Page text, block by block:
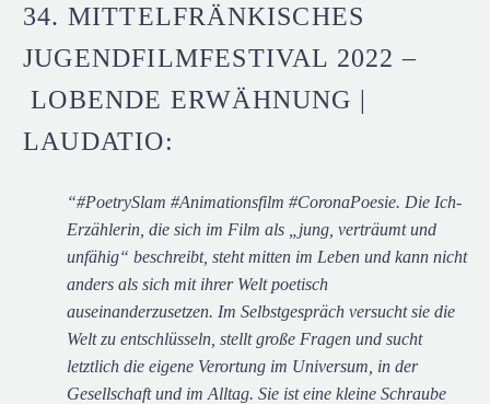
34. MITTELFRÄNKISCHES
JUGENDFILMFESTIVAL 2022 –
LOBENDE ERWÄHNUNG |
LAUDATIO:
“#PoetrySlam #Animationsfilm #CoronaPoesie. Die Ich-
Erzählerin, die sich im Film als „jung, verträumt und
unfähig“ beschreibt, steht mitten im Leben und kann nicht
anders als sich mit ihrer Welt poetisch
auseinanderzusetzen. Im Selbstgespräch versucht sie die
Welt zu entschlüsseln, stellt große Fragen und sucht
letztlich die eigene Verortung im Universum, in der
Gesellschaft und im Alltag. Sie ist eine kleine Schraube